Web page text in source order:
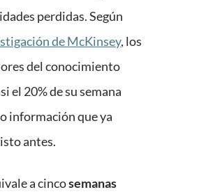
perdidas. Según
de McKinsey, los
del conocimiento
el 20% de su semana
información que ya
antes.
a cincosemanas